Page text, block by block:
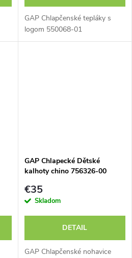
GAP Chlapčenské tepláky s
logom 550068-01
GAP Chlapecké Dětské
kalhoty chino 756326-00
€35
Skladom
DETAIL
GAP Chlapčenské nohavice